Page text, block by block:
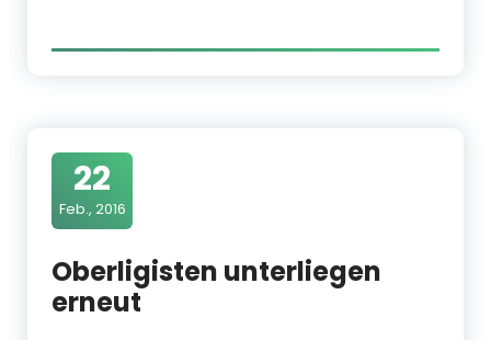
22
Feb., 2016
Oberligisten unterliegen
erneut